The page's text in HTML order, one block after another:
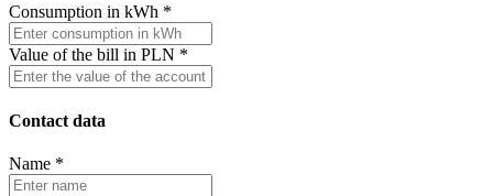
Consumption in kWh *
Value of the bill in PLN *
Contact data
Name *